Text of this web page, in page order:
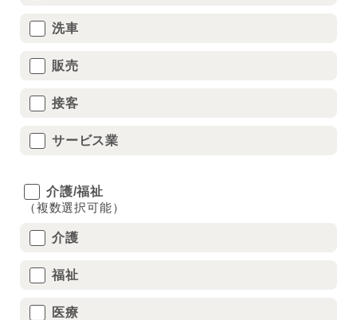
洗車
販売
接客
サービス業
介護/福祉
（複数選択可能）
介護
福祉
医療